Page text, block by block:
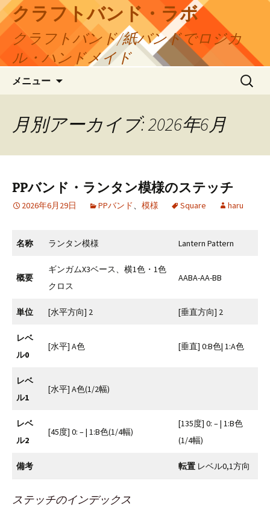
コ
ン
テ
ツ
ス
クラフトバンド・ラボ
クラフトバンド/紙バンドでロジカ
ル・ハンドメイド
メニュー
検
索:
月別アーカイブ: 2026年6月
PPバンド・ランタン模様のステッチ
2026年6月29日 PPバンド、 模様 Square haru
名称 ランタン模様 Lantern Pattern
概要
ギンガムX3ベース、横1色・1色
クロス
AABA-AA-BB
単位 [水平方向] 2 [垂直方向] 2
レベ
ル0
[水平] A色 [垂直] 0:B色| 1:A色
レベ
ル1
[水平] A色(1/2幅)
レベ
ル2
[45度] 0: – | 1:B色(1/4幅)
[135度] 0: – | 1:B色
(1/4幅)
備考 転置 レベル0,1方向
ステッチのインデックス